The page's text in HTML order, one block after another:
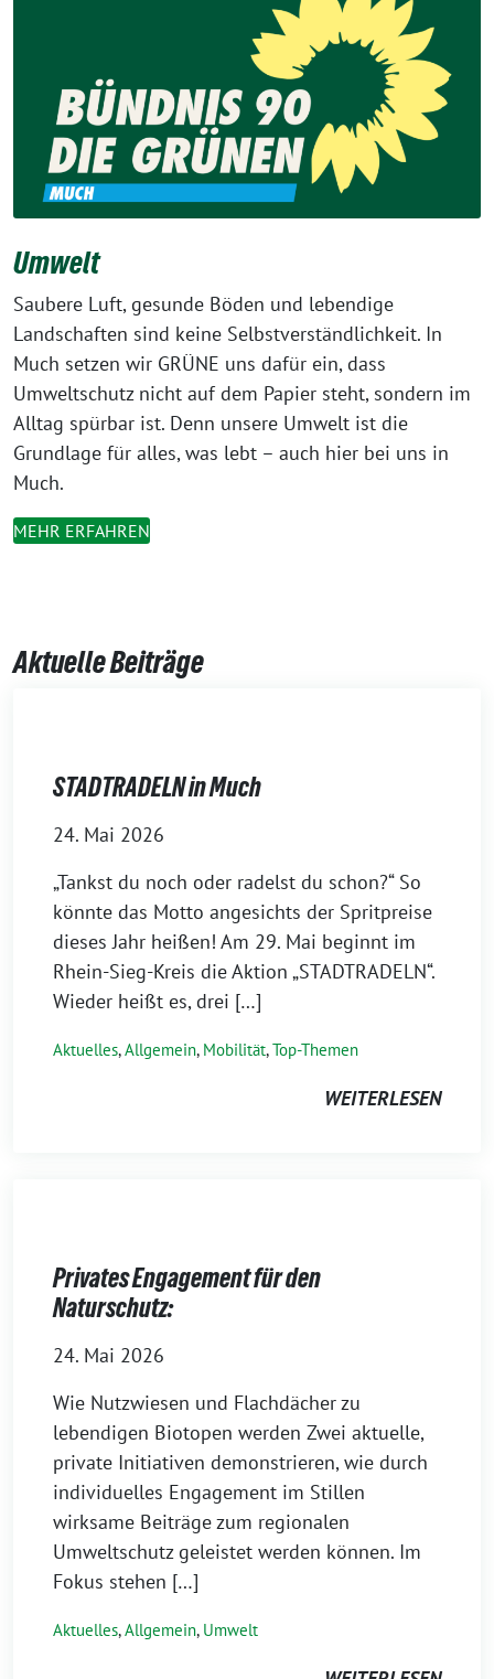
Umwelt
Saubere Luft, gesunde Böden und lebendige
Landschaften sind keine Selbstverständlichkeit. In
Much setzen wir GRÜNE uns dafür ein, dass
Umweltschutz nicht auf dem Papier steht, sondern im
Alltag spürbar ist. Denn unsere Umwelt ist die
Grundlage für alles, was lebt – auch hier bei uns in
Much.
MEHR ERFAHREN
Aktuelle Beiträge
STADTRADELN in Much
24. Mai 2026
„Tankst du noch oder radelst du schon?“ So
könnte das Motto angesichts der Spritpreise
dieses Jahr heißen! Am 29. Mai beginnt im
Rhein-Sieg-Kreis die Aktion „STADTRADELN“.
Wieder heißt es, drei […]
Aktuelles,Allgemein, Mobilität,Top-Themen
WEITERLESEN
Privates Engagement für den
Naturschutz:
24. Mai 2026
Wie Nutzwiesen und Flachdächer zu
lebendigen Biotopen werden Zwei aktuelle,
private Initiativen demonstrieren, wie durch
individuelles Engagement im Stillen
wirksame Beiträge zum regionalen
Umweltschutz geleistet werden können. Im
Fokus stehen […]
Aktuelles,Allgemein, Umwelt